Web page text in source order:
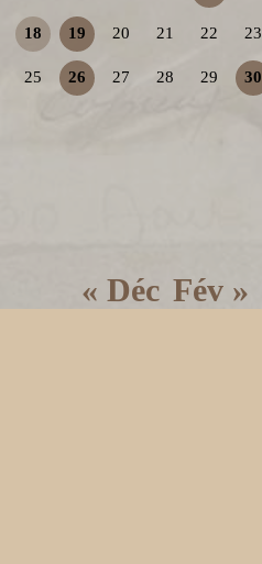
18 19 20 21 22 23
25 26 27 28 29 30
« Déc Fév »